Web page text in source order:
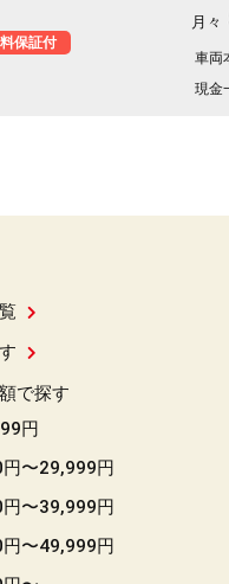
レーキ＆安全装備が充実です😍🔥
ジオ フルセグＴＶ Bluetooth
保証付
月々
車両
現金
で探す
円
〜29,999円
〜39,999円
〜49,999円